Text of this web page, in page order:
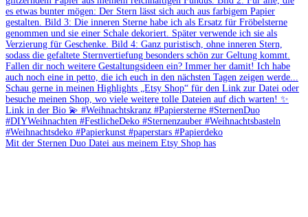
Mit der Sternen Duo Datei aus meinem Etsy Shop has